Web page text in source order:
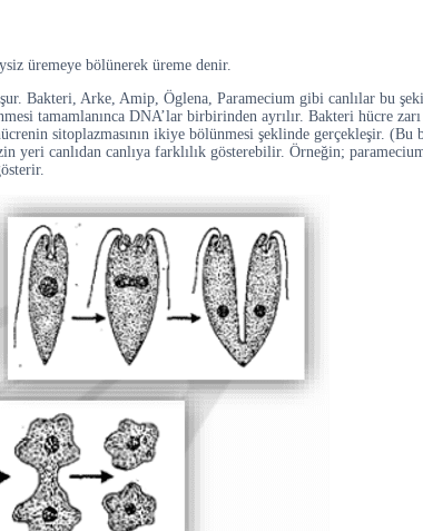
üremeye bölünerek üreme denir.
Bakteri, Arke, Amip, Öglena, Paramecium gibi canlılar bu
tamamlanınca DNA’lar birbirinden ayrılır. Bakteri hücre
sitoplazmasının ikiye bölünmesi şeklinde gerçekleşir.
yeri canlıdan canlıya farklılık gösterebilir. Örneğin;